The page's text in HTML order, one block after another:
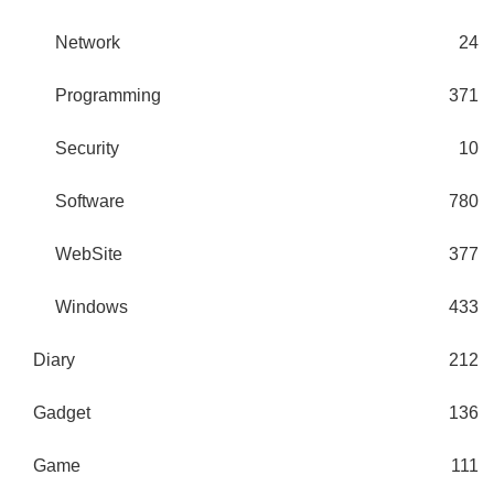
Network 24
Programming 371
Security 10
Software 780
WebSite 377
Windows 433
Diary 212
Gadget 136
Game 111